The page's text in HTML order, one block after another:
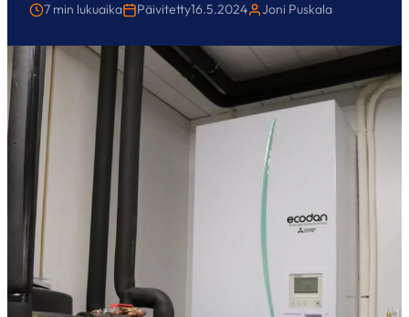
7 min lukuaika Päivitetty16.5.2024 Joni Puskala